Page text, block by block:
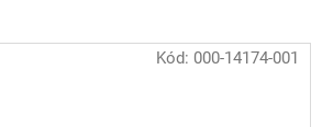
Kód: 000-14174-001